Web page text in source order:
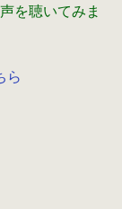
を聴いてみま
ら